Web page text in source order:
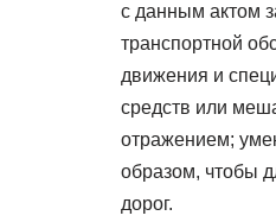
с данным актом
транспортной
движения и
средств или
отражением;
образом, чтобы
дорог.